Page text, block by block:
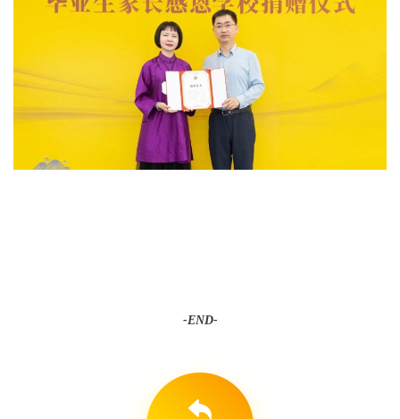
-END-